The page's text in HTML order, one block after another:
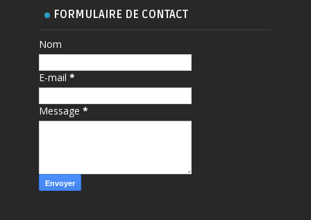
FORMULAIRE DE CONTACT
Nom
E-mail*
Message*